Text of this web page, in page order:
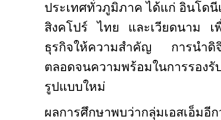
ประเทศทั่วภูมิภาค ได้แก่ อินโดนี
สิงคโปร์ ไทย และเวียดนาม เ
ธุรกิจให้ความสำคัญ การนำดิจิ
ตลอดจนความพร้อมในการรองรั
รูปแบบใหม่
ผลการศึกษาพบว่ากลุ่มเอสเอ็